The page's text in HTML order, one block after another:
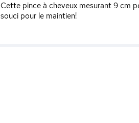
Cette pince à cheveux mesurant 9 cm
souci pour le maintien!